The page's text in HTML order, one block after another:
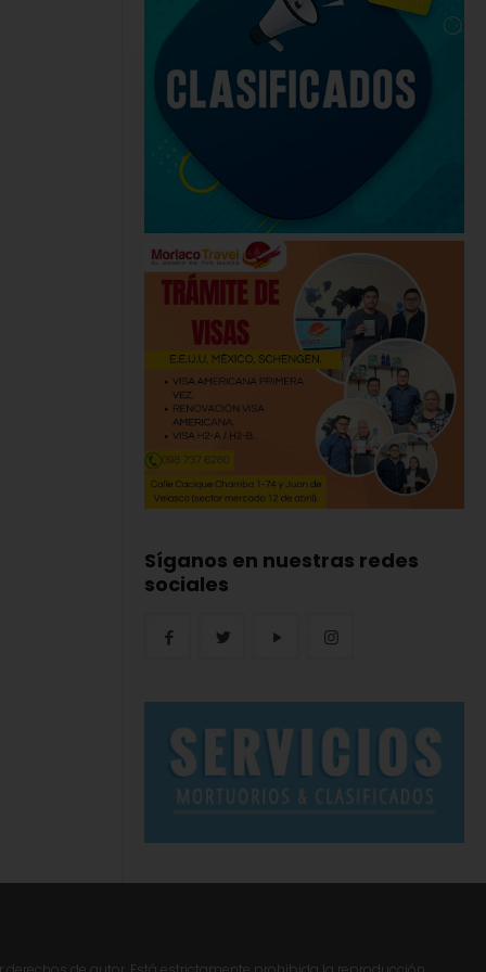
Síganos en nuestras redes
sociales